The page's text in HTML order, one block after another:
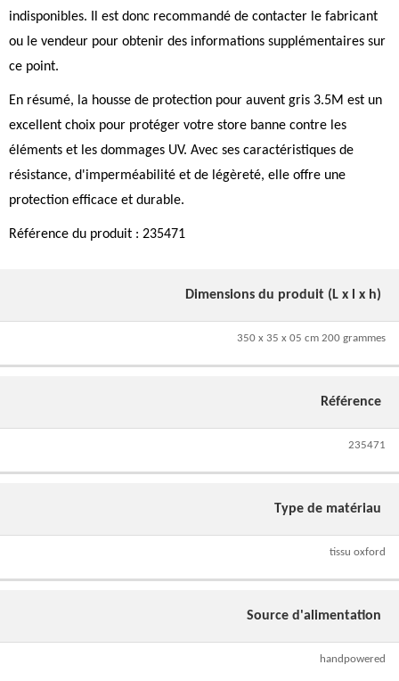
indisponibles. Il est donc recommandé de contacter le fabricant
ou le vendeur pour obtenir des informations supplémentaires sur
ce point.
En résumé, la housse de protection pour auvent gris 3.5M est un
excellent choix pour protéger votre store banne contre les
éléments et les dommages UV. Avec ses caractéristiques de
résistance, d'imperméabilité et de légèreté, elle offre une
protection efficace et durable.
Référence du produit : 235471
Dimensions du produit (L x l x h)
350 x 35 x 05 cm 200 grammes
Référence
235471
Type de matériau
tissu oxford
Source d'alimentation
handpowered